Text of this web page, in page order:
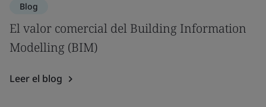
Blog
El valor comercial del Building Information
Modelling (BIM)
Leer el blog